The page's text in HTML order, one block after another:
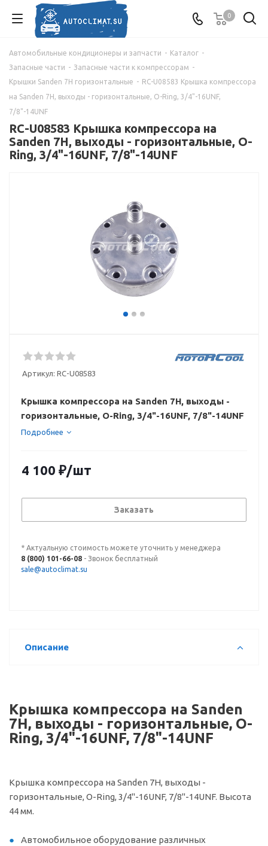
0
Автомобильные кондиционеры и запчасти - Каталог -
Запасные части - Запасные части к компрессорам -
Крышки Sanden 7Н горизонтальные - RC-U08583 Крышка компрессора
на Sanden 7Н, выходы - горизонтальные, O-Ring, 3/4"-16UNF,
7/8"-14UNF
RC-U08583 Крышка компрессора на
Sanden 7Н, выходы - горизонтальные, O-
Ring, 3/4"-16UNF, 7/8"-14UNF
Артикул: RC-U08583
Крышка компрессора на Sanden 7Н, выходы -
горизонтальные, O-Ring, 3/4"-16UNF, 7/8"-14UNF
Подробнее
4 100 ₽/шт
Заказать
* Актуальную стоимость можете уточнить у менеджера
8 (800) 101-66-08 - Звонок бесплатный
sale@autoclimat.su
Описание
Крышка компрессора на Sanden
7Н, выходы - горизонтальные, O-
Ring, 3/4"-16UNF, 7/8"-14UNF
Крышка компрессора на Sanden 7Н, выходы -
горизонтальные, O-Ring, 3/4"-16UNF, 7/8"-14UNF. Высота
44 мм.
Автомобильное оборудование различных